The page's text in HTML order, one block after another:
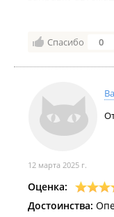
заправился, то
37 минут и
Мастер дал чек,
Спасибо 0
12 марта 2025 г.
Оценка:
Достоинства: